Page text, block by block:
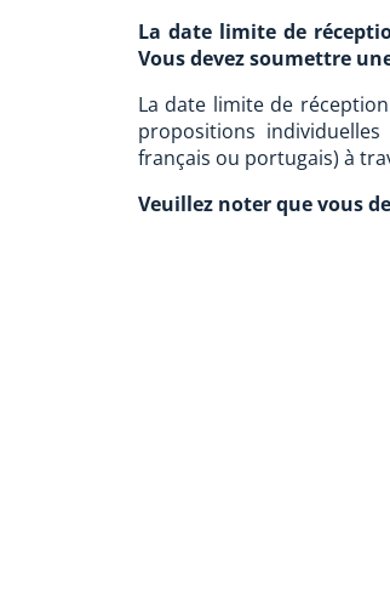
La date limite de
Vous devez soumettre
La date limite de
propositions
français ou portugais) à
Veuillez noter que vous